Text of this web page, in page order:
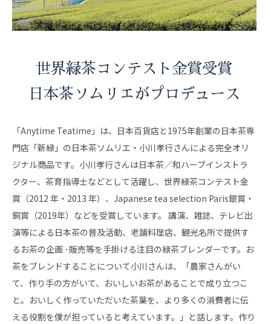
世界緑茶コンテスト金賞受賞
日本茶ソムリエがプロデュース
「Anytime Teatime」は、日本百貨店と1975年創業の日本茶専
門店「新緑」の日本茶ソムリエ・小川孝行さんによる完全オリ
ジナル商品です。小川孝行さんは日本茶／和ハーブインストラ
クター、茶育指導士などとして活躍し、世界緑茶コンテスト金
賞（2012 年・2013 年）、Japanese tea selection Paris銀賞・
銅賞（2019年）などを受賞しています。 講演、雑誌、テレビ出
演等による日本茶の普及活動、老舗料理店、観光名所で提供す
るお茶の企画 ･販売等を手掛ける注目の緑茶ブレンダーです。お
茶をブレンドすることについて小川さんは、「農家さんがい
て、作り手の方がいて、おいしいお茶があることで成り立つこ
と。おいしく作っていただいた茶葉を、より多くの消費者に伝
える役割を僕が担っていると考えています。」と話します。作り